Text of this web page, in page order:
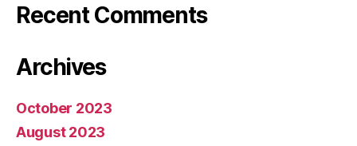
Recent Comments
Archives
October 2023
August 2023